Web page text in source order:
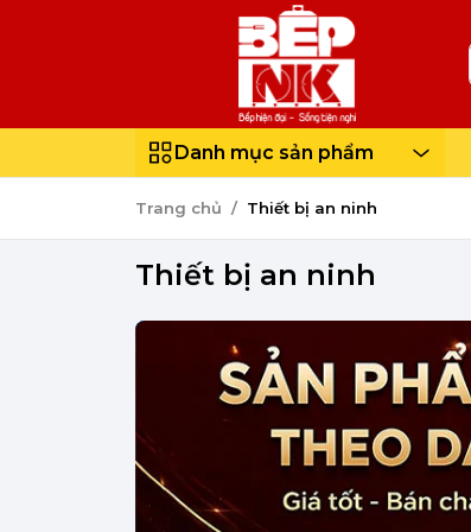
Danh mục sản phẩm
Trang chủ Thiết bị an ninh
Thiết bị an ninh